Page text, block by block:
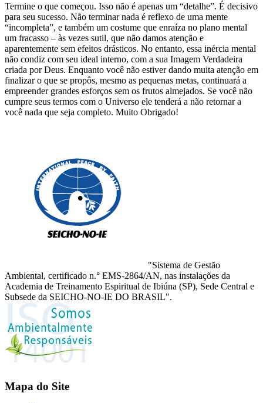
Termine o que começou. Isso não é apenas um “detalhe”. É decisivo
para seu sucesso. Não terminar nada é reflexo de uma mente
“incompleta”, e também um costume que enraíza no plano mental
um fracasso – às vezes sutil, que não damos atenção e
aparentemente sem efeitos drásticos. No entanto, essa inércia mental
não condiz com seu ideal interno, com a sua Imagem Verdadeira
criada por Deus. Enquanto você não estiver dando muita atenção em
finalizar o que se propôs, mesmo as pequenas metas, continuará a
empreender grandes esforços sem os frutos almejados. Se você não
cumpre seus termos com o Universo ele tenderá a não retornar a
você nada que seja completo. Muito Obrigado!
"Sistema de Gestão
Ambiental, certificado n.° EMS-2864/AN, nas instalações da
Academia de Treinamento Espiritual de Ibiúna (SP), Sede Central e
Subsede da SEICHO-NO-IE DO BRASIL".
Mapa do Site